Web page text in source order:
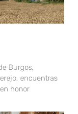
Burgos,
encuentras
honor